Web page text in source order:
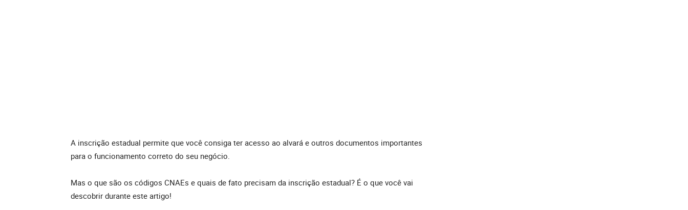
A inscrição estadual permite que você consiga ter acesso ao alvará e outros documentos importantes
para o funcionamento correto do seu negócio.
Mas o que são os códigos CNAEs e quais de fato precisam da inscrição estadual? É o que você vai
descobrir durante este artigo!